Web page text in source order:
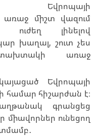
Եվրոպայի
առաջ միշտ վազում
ուժեղ լինելով
խաղալ, շուտ չես
առաջ
Եվրոպայի
համար հիշարժան է։
գրանցեց
միավորներ ունեցող